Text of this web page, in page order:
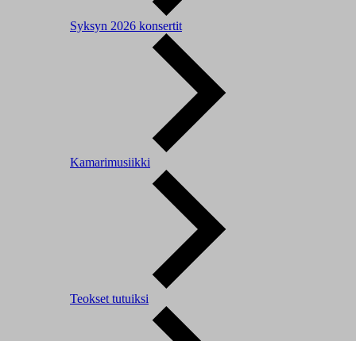
Syksyn 2026 konsertit
Kamarimusiikki
Teokset tutuiksi